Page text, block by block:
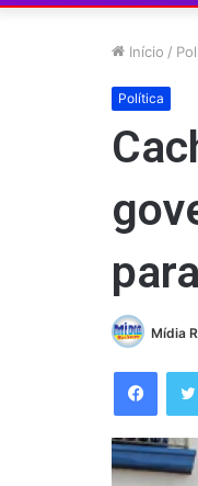
Início /
Política
Mídia